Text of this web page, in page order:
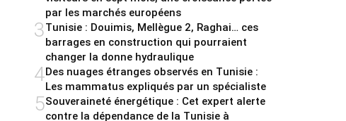
par les marchés européens
3Tunisie : Douimis, Mellègue 2, Raghai… ces
barrages en construction qui pourraient
changer la donne hydraulique
4Des nuages étranges observés en Tunisie :
Les mammatus expliqués par un spécialiste
5Souveraineté énergétique : Cet expert alerte
contre la dépendance de la Tunisie à